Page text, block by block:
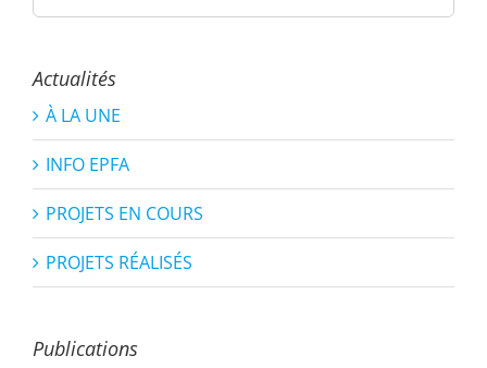
Actualités
À LA UNE
INFO EPFA
PROJETS EN COURS
PROJETS RÉALISÉS
Publications